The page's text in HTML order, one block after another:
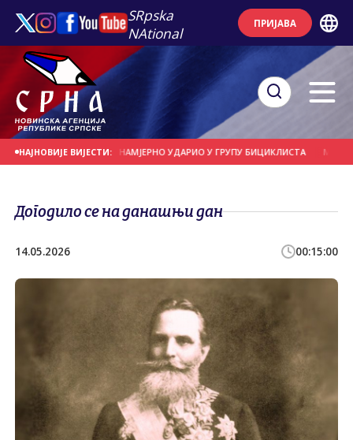
SRpska
NAtional
ПРИЈАВА
НАЈНОВИЈЕ ВИЈЕСТИ:
ДАН ВОЗАЧ НАМЈЕРНО УДАРИО У ГРУПУ БИЦИКЛИСТА МОГУЋА
Догодило се на данашњи дан
14.05.2026 00:15:00